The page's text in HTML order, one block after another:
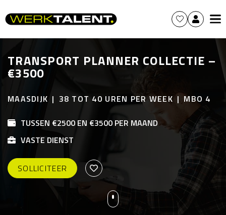
TRANSPORT PLANNER COLLECTIE –
€3500
MAASDIJK 38 TOT 40 UREN PER WEEK
MBO 4
TUSSEN €2500 EN €3500 PER MAAND
VASTE DIENST
SOLLICITEER